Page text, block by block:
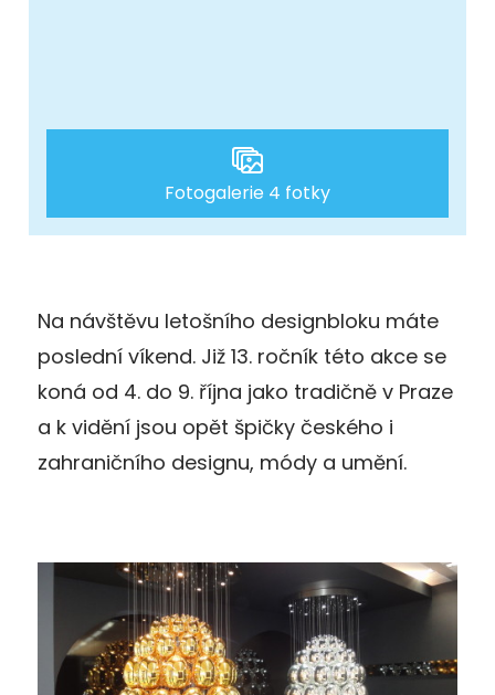
Fotogalerie 4 fotky
Na návštěvu letošního designbloku máte
poslední víkend. Již 13. ročník této akce se
koná od 4. do 9. října jako tradičně v Praze
a k vidění jsou opět špičky českého i
zahraničního designu, módy a umění.